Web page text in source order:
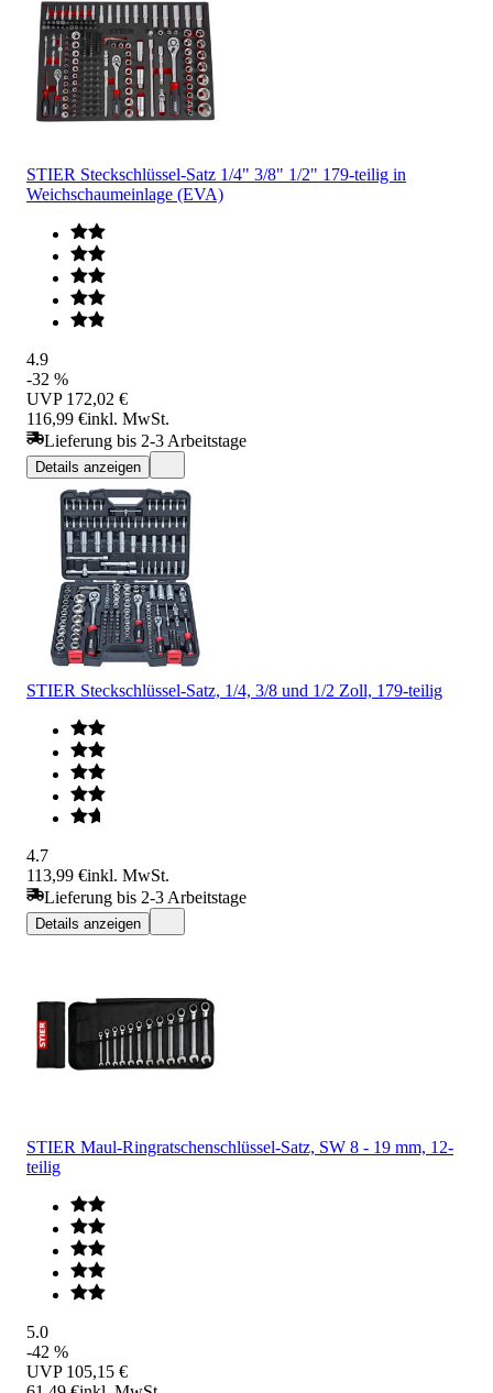
STIER Steckschlüssel-Satz 1/4" 3/8" 1/2" 179-teilig in
Weichschaumeinlage (EVA)
4.9
-32 %
UVP 172,02 €
116,99 €inkl. MwSt.
Lieferung bis 2-3 Arbeitstage
Details anzeigen
STIER Steckschlüssel-Satz, 1/4, 3/8 und 1/2 Zoll, 179-teilig
4.7
113,99 €inkl. MwSt.
Lieferung bis 2-3 Arbeitstage
Details anzeigen
STIER Maul-Ringratschenschlüssel-Satz, SW 8 - 19 mm, 12-
teilig
5.0
-42 %
UVP 105,15 €